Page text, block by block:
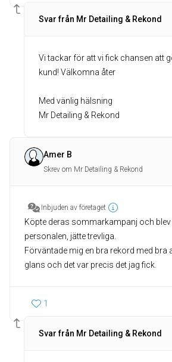
Svar från Mr Detailing & Rekond
Vi tackar för att vi fick chansen att
kund! Välkomna åter
Med vänlig hälsning
Mr Detailing & Rekond
Amer B
Skrev om Mr Detailing & Rekond
Inbjuden av företaget
Köpte deras sommarkampanj och
personalen, jätte trevliga.
Förväntade mig en bra rekord med bra
glans och det var precis det jag fick.
1
Svar från Mr Detailing & Rekond